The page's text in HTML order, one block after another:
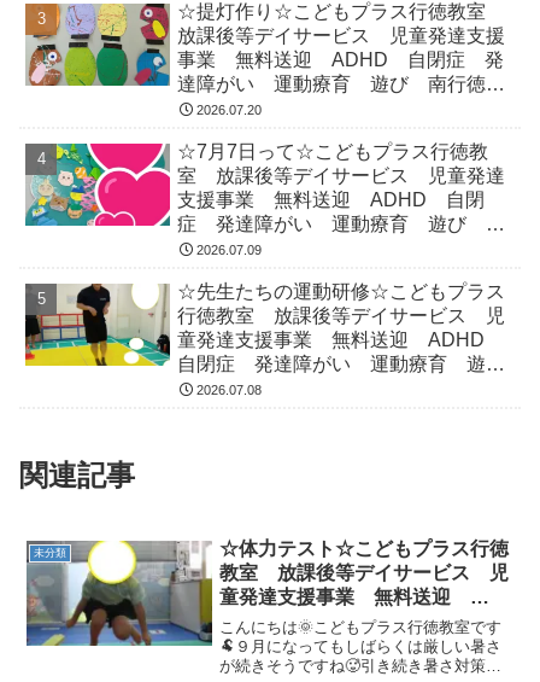
☆提灯作り☆こどもプラス行徳教室
放課後等デイサービス 児童発達支援
事業 無料送迎 ADHD 自閉症 発
達障がい 運動療育 遊び 南行徳
市川市 浦安市
2026.07.20
☆7月7日って☆こどもプラス行徳教
室 放課後等デイサービス 児童発達
支援事業 無料送迎 ADHD 自閉
症 発達障がい 運動療育 遊び 南
行徳 市川市 浦安市
2026.07.09
☆先生たちの運動研修☆こどもプラス
行徳教室 放課後等デイサービス 児
童発達支援事業 無料送迎 ADHD
自閉症 発達障がい 運動療育 遊
び 南行徳 市川市 浦安市
2026.07.08
関連記事
未分類
☆体力テスト☆こどもプラス行徳
教室 放課後等デイサービス 児
童発達支援事業 無料送迎
ADHD 自閉症 発達障がい 運
動療育 遊び 南行徳 市川市
浦安市
こんにちは🌞こどもプラス行徳教室です
🐏９月になってもしばらくは厳しい暑さ
が続きそうですね🥵引き続き暑さ対策を